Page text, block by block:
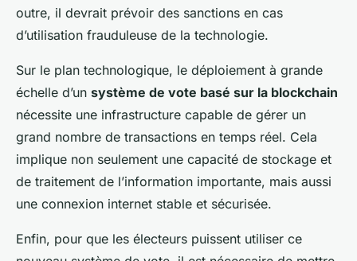
outre, il devrait prévoir des sanctions en cas
d’utilisation frauduleuse de la technologie.
Sur le plan technologique, le déploiement à grande
échelle d’un système de vote basé sur la blockchain
nécessite une infrastructure capable de gérer un
grand nombre de transactions en temps réel. Cela
implique non seulement une capacité de stockage et
de traitement de l’information importante, mais aussi
une connexion internet stable et sécurisée.
Enfin, pour que les électeurs puissent utiliser ce